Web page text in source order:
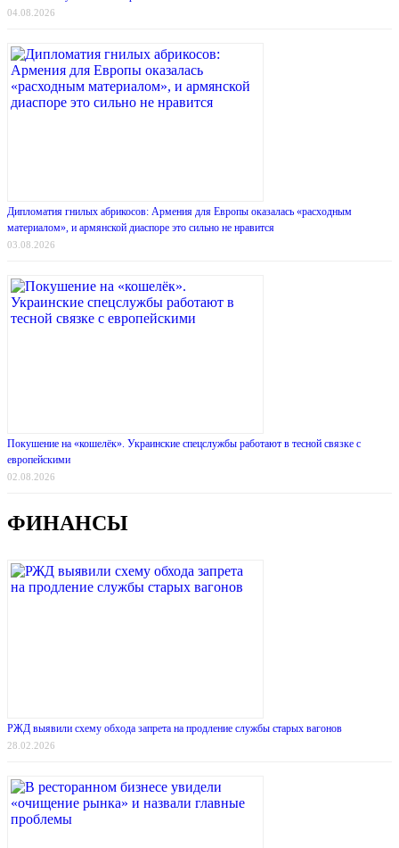
04.08.2026
Дипломатия гнилых абрикосов: Армения для Европы оказалась «расходным
материалом», и армянской диаспоре это сильно не нравится
03.08.2026
Покушение на «кошелёк». Украинские спецслужбы работают в тесной связке с
европейскими
02.08.2026
ФИНАНСЫ
РЖД выявили схему обхода запрета на продление службы старых вагонов
28.02.2026